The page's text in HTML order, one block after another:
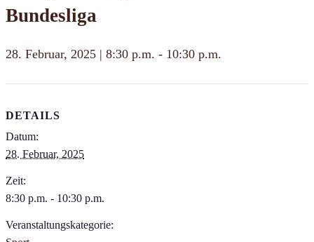
Bundesliga
28. Februar, 2025 | 8:30 p.m. - 10:30 p.m.
DETAILS
Datum:
28. Februar, 2025
Zeit:
8:30 p.m. - 10:30 p.m.
Veranstaltungskategorie: